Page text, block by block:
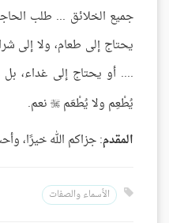
جميع الخلائق ... طلب
يحتاج إلى طعام، ولا إلى
.... أو يحتاج إلى غداء،
يُطْعِم ولا يُطْعَم  نعم.
المقدم: جزاكم الله خيرًا،
الأسماء والصفات